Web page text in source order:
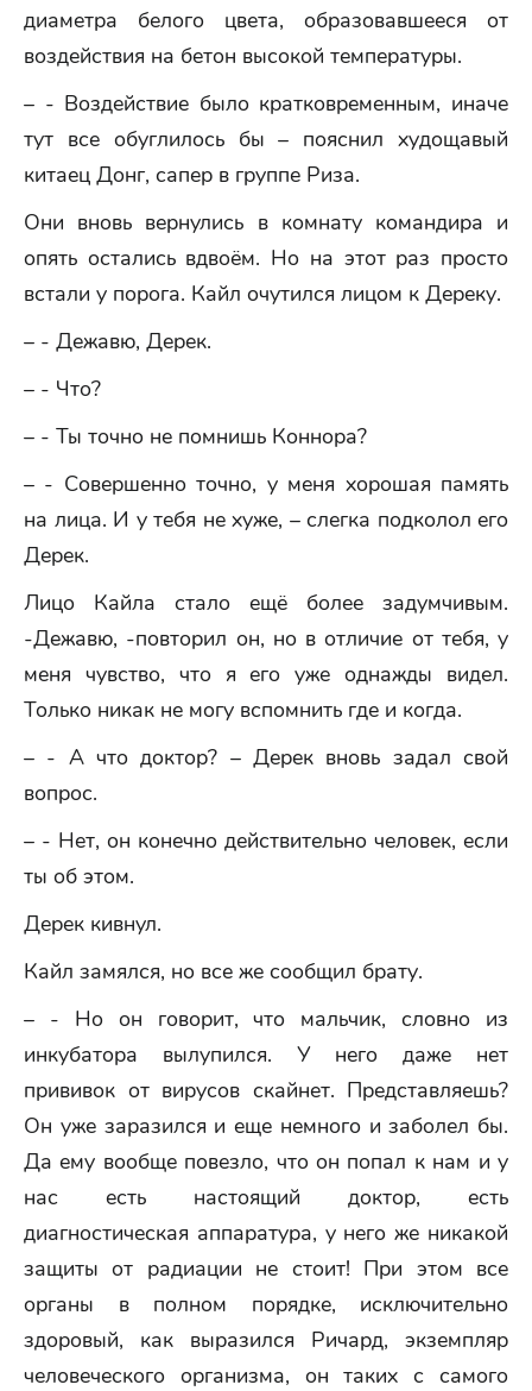
диаметра белого цвета, образовавшееся от
воздействия на бетон высокой температуры.
– - Воздействие было кратковременным, иначе
тут все обуглилось бы – пояснил худощавый
китаец Донг, сапер в группе Риза.
Они вновь вернулись в комнату командира и
опять остались вдвоём. Но на этот раз просто
встали у порога. Кайл очутился лицом к Дереку.
– - Дежавю, Дерек.
– - Что?
– - Ты точно не помнишь Коннора?
– - Совершенно точно, у меня хорошая память
на лица. И у тебя не хуже, – слегка подколол его
Дерек.
Лицо Кайла стало ещё более задумчивым.
-Дежавю, -повторил он, но в отличие от тебя, у
меня чувство, что я его уже однажды видел.
Только никак не могу вспомнить где и когда.
– - А что доктор? – Дерек вновь задал свой
вопрос.
– - Нет, он конечно действительно человек, если
ты об этом.
Дерек кивнул.
Кайл замялся, но все же сообщил брату.
– - Но он говорит, что мальчик, словно из
инкубатора вылупился. У него даже нет
прививок от вирусов скайнет. Представляешь?
Он уже заразился и еще немного и заболел бы.
Да ему вообще повезло, что он попал к нам и у
нас есть настоящий доктор, есть
диагностическая аппаратура, у него же никакой
защиты от радиации не стоит! При этом все
органы в полном порядке, исключительно
здоровый, как выразился Ричард, экземпляр
человеческого организма, он таких с самого